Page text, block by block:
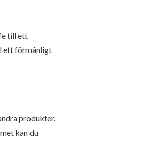
till ett
ett förmånligt
produkter.
kan du